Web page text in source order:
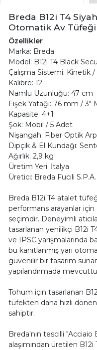
Breda B12i T4
Otomatik Av Tüfeği
Özellikler
Marka: Breda
Model: B12i T4 Black
Çalışma Sistemi: Kinetik
Kalibre: 12
Namlu Uzunluğu: 47 cm
Fişek Yatağı: 76 mm / 3"
Kapasite: 4+1
Şok: Mobil / 5 Adet
Nişangah: Fiber Optik
Dipçik & El Kundağı:
Ağırlık: 2,9 kg
Üretim Yeri: İtalya
Üretici: Breda Fucili S.P.A.
Breda B12i T4 atalet
performans arayanlar
seçimdir. Deneyimli
tasarlanan yenilikçi B12i
ve IPSC yarışmalarında
bu kanıtlanmış yarı
güvenilir bir tasarım
yapılandırmada
Tohum için tasarlanan
tüfekten daha hızlı
sahiptir.
Breda'nın tescilli
alaşımından üretilen